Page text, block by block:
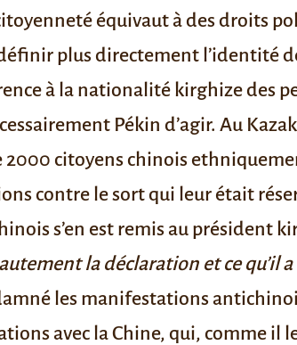
équivaut à des droits
plus directement l’identité
à la nationalité kirghize des
Pékin d’agir. Au
2000 citoyens chinois
contre le sort qui leur était
s’en est remis au président
la déclaration et ce qu’il
les manifestations
avec la Chine, qui, comme il